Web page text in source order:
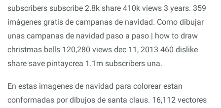
subscribers subscribe 2.8k share 410k views 3 years. 359
imágenes gratis de campanas de navidad. Como dibujar
unas campanas de navidad paso a paso | how to draw
christmas bells 120,280 views dec 11, 2013 460 dislike
share save pintaycrea 1.1m subscribers una.
En estas imagenes de navidad para colorear estan
conformadas por dibujos de santa claus. 16,112 vectores